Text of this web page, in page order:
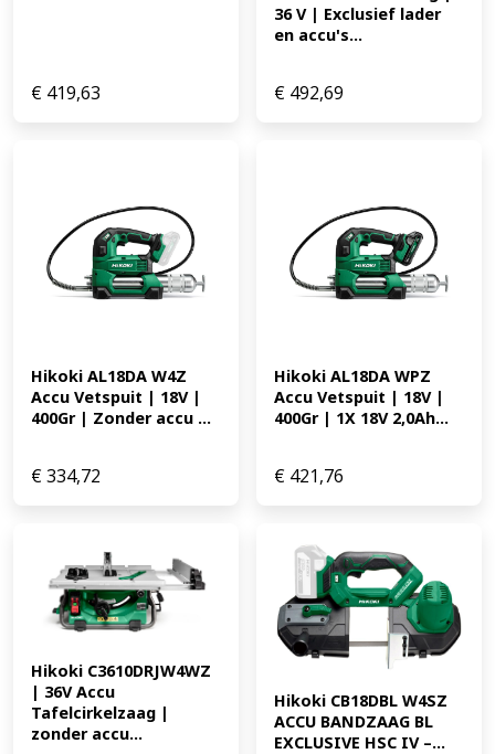
€ 419,63
36 V | Exclusief lader
en accu's...
€ 492,69
Hikoki AL18DA W4Z
Accu Vetspuit | 18V |
400Gr | Zonder accu ...
€334,72
Hikoki AL18DA WPZ
Accu Vetspuit | 18V |
400Gr | 1X 18V 2,0Ah...
€ 421,76
Hikoki C3610DRJW4WZ
| 36V Accu
Tafelcirkelzaag |
zonder accu...
Hikoki CB18DBL W4SZ
ACCU BANDZAAG BL
EXCLUSIVE HSC IV –...